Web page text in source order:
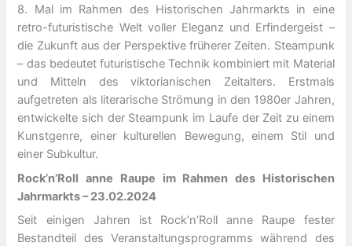
8. Mal im Rahmen des Historischen Jahrmarkts in eine
retro-futuristische Welt voller Eleganz und Erfindergeist –
die Zukunft aus der Perspektive früherer Zeiten. Steampunk
– das bedeutet futuristische Technik kombiniert mit Material
und Mitteln des viktorianischen Zeitalters. Erstmals
aufgetreten als literarische Strömung in den 1980er Jahren,
entwickelte sich der Steampunk im Laufe der Zeit zu einem
Kunstgenre, einer kulturellen Bewegung, einem Stil und
einer Subkultur.
Rock’n’Roll anne Raupe im Rahmen des Historischen
Jahrmarkts – 23.02.2024
Seit einigen Jahren ist Rock’n’Roll anne Raupe fester
Bestandteil des Veranstaltungsprogramms während des